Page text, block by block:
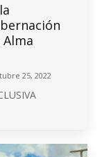
25, 2022